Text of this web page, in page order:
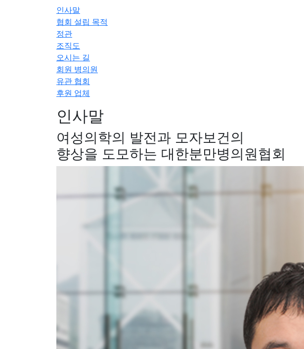
인사말
협회 설립 목적
정관
조직도
오시는 길
회원 병의원
유관 협회
후원 업체
인사말
여성의학의 발전과 모자보건의
향상을 도모하는 대한분만병의원협회